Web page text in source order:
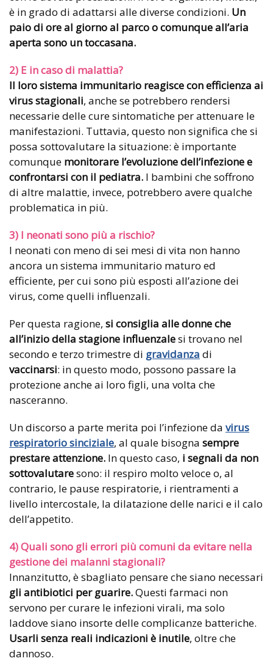
è in grado di adattarsi alle diverse condizioni. Un
paio di ore al giorno al parco o comunque all’aria
aperta sono un toccasana.
2) E in caso di malattia?
Il loro sistema immunitario reagisce con efficienza ai
virus stagionali, anche se potrebbero rendersi
necessarie delle cure sintomatiche per attenuare le
manifestazioni. Tuttavia, questo non significa che si
possa sottovalutare la situazione: è importante
comunque monitorare l’evoluzione dell’infezione e
confrontarsi con il pediatra. I bambini che soffrono
di altre malattie, invece, potrebbero avere qualche
problematica in più.
3) I neonati sono più a rischio?
I neonati con meno di sei mesi di vita non hanno
ancora un sistema immunitario maturo ed
efficiente, per cui sono più esposti all’azione dei
virus, come quelli influenzali.
Per questa ragione, si consiglia alle donne che
all’inizio della stagione influenzalesi trovano nel
secondo e terzo trimestre di gravidanza di
vaccinarsi: in questo modo, possono passare la
protezione anche ai loro figli, una volta che
nasceranno.
Un discorso a parte merita poi l’infezione da virus
respiratorio sinciziale, al quale bisogna sempre
prestare attenzione. In questo caso, i segnali da non
sottovalutaresono: il respiro molto veloce o, al
contrario, le pause respiratorie, i rientramenti a
livello intercostale, la dilatazione delle narici e il calo
dell’appetito.
4) Quali sono gli errori più comuni da evitare nella
gestione dei malanni stagionali?
Innanzitutto, è sbagliato pensare che siano necessari
gli antibiotici per guarire.Questi farmaci non
servono per curare le infezioni virali, ma solo
laddove siano insorte delle complicanze batteriche.
Usarli senza reali indicazioni è inutile, oltre che
dannoso.